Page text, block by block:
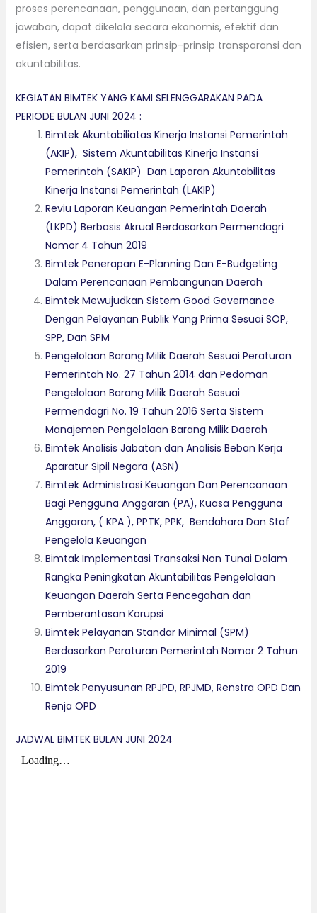
proses perencanaan, penggunaan, dan pertanggung
jawaban, dapat dikelola secara ekonomis, efektif dan
efisien, serta berdasarkan prinsip-prinsip transparansi dan
akuntabilitas.
KEGIATAN BIMTEK YANG KAMI SELENGGARAKAN PADA
PERIODE BULAN JUNI 2024 :
Bimtek Akuntabiliatas Kinerja Instansi Pemerintah
(AKIP), Sistem Akuntabilitas Kinerja Instansi
Pemerintah (SAKIP) Dan Laporan Akuntabilitas
Kinerja Instansi Pemerintah (LAKIP)
Reviu Laporan Keuangan Pemerintah Daerah
(LKPD) Berbasis Akrual Berdasarkan Permendagri
Nomor 4 Tahun 2019
Bimtek Penerapan E-Planning Dan E-Budgeting
Dalam Perencanaan Pembangunan Daerah
Bimtek Mewujudkan Sistem Good Governance
Dengan Pelayanan Publik Yang Prima Sesuai SOP,
SPP, Dan SPM
Pengelolaan Barang Milik Daerah Sesuai Peraturan
Pemerintah No. 27 Tahun 2014 dan Pedoman
Pengelolaan Barang Milik Daerah Sesuai
Permendagri No. 19 Tahun 2016 Serta Sistem
Manajemen Pengelolaan Barang Milik Daerah
Bimtek Analisis Jabatan dan Analisis Beban Kerja
Aparatur Sipil Negara (ASN)
Bimtek Administrasi Keuangan Dan Perencanaan
Bagi Pengguna Anggaran (PA), Kuasa Pengguna
Anggaran, ( KPA ), PPTK, PPK, Bendahara Dan Staf
Pengelola Keuangan
Bimtak Implementasi Transaksi Non Tunai Dalam
Rangka Peningkatan Akuntabilitas Pengelolaan
Keuangan Daerah Serta Pencegahan dan
Pemberantasan Korupsi
Bimtek Pelayanan Standar Minimal (SPM)
Berdasarkan Peraturan Pemerintah Nomor 2 Tahun
2019
Bimtek Penyusunan RPJPD, RPJMD, Renstra OPD Dan
Renja OPD
JADWAL BIMTEK BULAN JUNI 2024